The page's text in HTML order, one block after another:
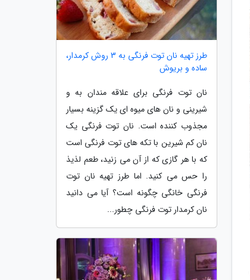
طرز تهیه نان توت فرنگی به 3 روش کرمدار،
ساده و بریوش
نان توت فرنگی برای علاقه مندان به و
شیرینی و نان های میوه ای یک گزینه بسیار
مجذوب کننده است. نان توت فرنگی یک
نان کم شیرین با تکه های توت فرنگی است
که با هر گازی که از آن می زنید، طعم لذیذ
را حس می کنید. اما طرز تهیه نان توت
فرنگی خانگی چگونه است؟ آیا می دانید
نان کرمدار توت فرنگی چطور...